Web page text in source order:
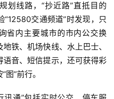
划线路，“抄近路”直抵目的
交通频道”时发现，只
省内主要城市的市内公交换
铁、机场快线、水上巴士、
音、短信提示，还可获得彩
”前行。